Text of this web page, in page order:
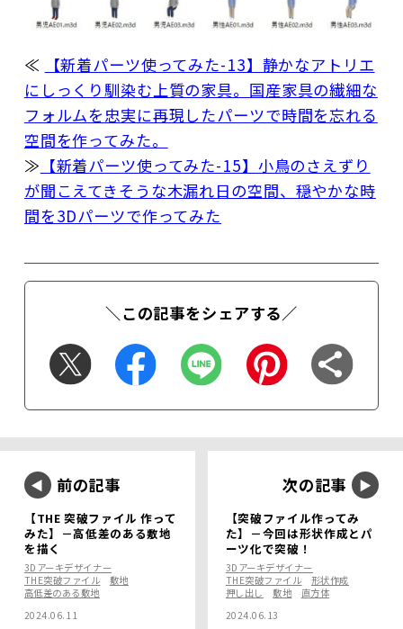
≪
【新着パーツ使ってみた-13】静かなアトリエ
にしっくり馴染む上質の家具。国産家具の繊細な
フォルムを忠実に再現したパーツで時間を忘れる
空間を作ってみた。
≫ 【新着パーツ使ってみた-15】小鳥のさえずり
が聞こえてきそうな木漏れ日の空間、穏やかな時
間を3Dパーツで作ってみた
＼この記事をシェアする／
前の記事
【THE 突破ファイル 作って
みた】－高低差のある敷地
を描く
3Dアーキデザイナー
THE突破ファイル
敷地
高低差のある敷地
2024.06.11
次の記事
【突破ファイル作ってみ
た】－今回は形状作成とパ
ーツ化で突破！
3Dアーキデザイナー
THE突破ファイル
形状作成
押し出し
敷地
直方体
2024.06.13